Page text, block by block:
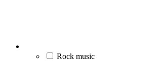
Rock music